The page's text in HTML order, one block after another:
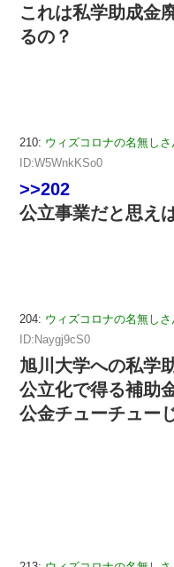
これは私学助成金
るの？
210: ウィズコロナの名無しさ
ID:W5WnkKSo0
>>202
公立事業だと思え
204: ウィズコロナの名無しさ
ID:Naygj9cS0
旭川大学への私学
公立化で得る補助
公金チューチュー